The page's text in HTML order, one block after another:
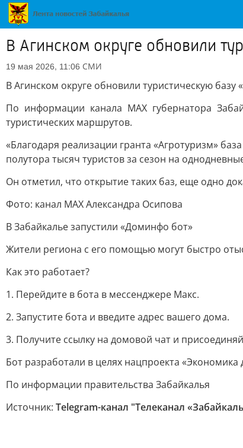
В Агинском округе обновили
19 мая 2026, 11:06 СМИ
В Агинском округе обновили туристическую базу
По информации канала МАХ губернатора
туристических маршрутов.
«Благодаря реализации гранта «Агротуризм»
полутора тысяч туристов за сезон на
Он отметил, что открытие таких баз, еще одно
Фото: канал МАХ Александра Осипова
В Забайкалье запустили «Доминфо бот»
Жители региона с его помощью могут быстро
Как это работает?
1. Перейдите в бота в мессенджере Макс.
2. Запустите бота и введите адрес вашего дома.
3. Получите ссылку на домовой чат и
Бот разработали в целях нацпроекта
По информации правительства Забайкалья
Источник: Telegram-канал "Телеканал